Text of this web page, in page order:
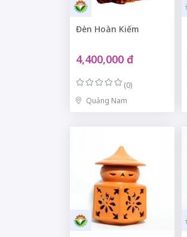
Đèn Hoàn Kiếm
4,400,000 đ
(0)
Quảng Nam